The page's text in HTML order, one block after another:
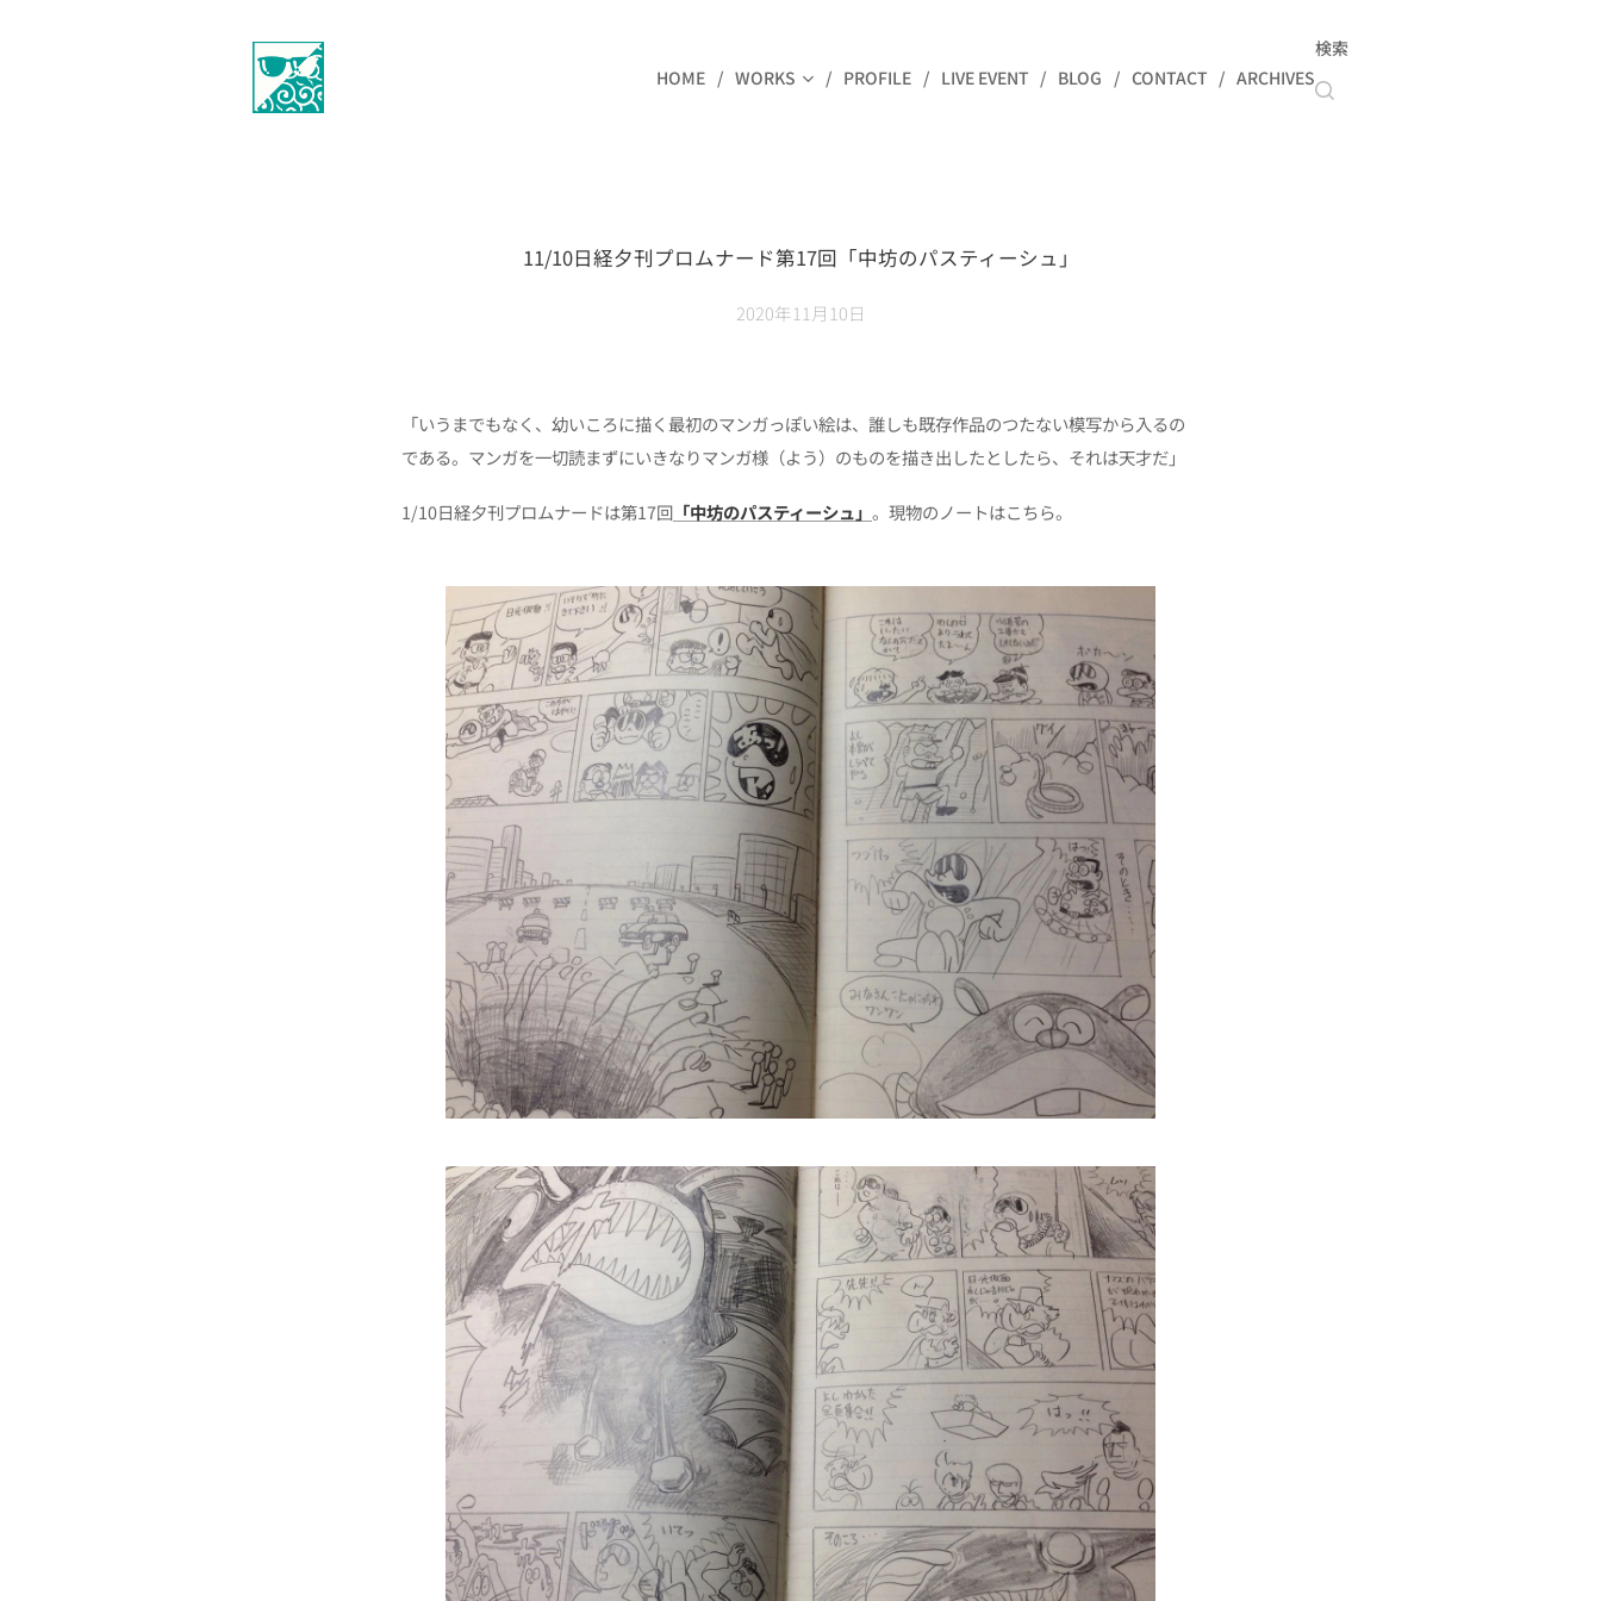
HOME WORKS PROFILE LIVE EVENT BLOG CONTACT ARCHIVES
検索
11/10日経夕刊プロムナード第17回「中坊のパスティーシュ」
2020年11月10日
「いうまでもなく、幼いころに描く最初のマンガっぽい絵は、誰しも既存作品のつたない模写から入るの
である。マンガを一切読まずにいきなりマンガ様（よう）のものを描き出したとしたら、それは天才だ」
1/10日経夕刊プロムナードは第17回 「中坊のパスティーシュ」 。現物のノートはこちら。